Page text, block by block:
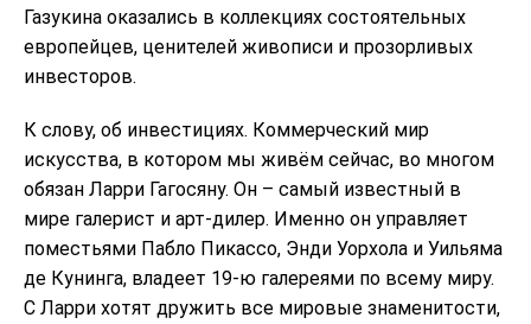
Газукина оказались в коллекциях состоятельных
европейцев, ценителей живописи и прозорливых
инвесторов.
К слову, об инвестициях. Коммерческий мир
искусства, в котором мы живём сейчас, во многом
обязан Ларри Гагосяну. Он – самый известный в
мире галерист и арт-дилер. Именно он управляет
поместьями Пабло Пикассо, Энди Уорхола и Уильяма
де Кунинга, владеет 19-ю галереями по всему миру.
С Ларри хотят дружить все мировые знаменитости,